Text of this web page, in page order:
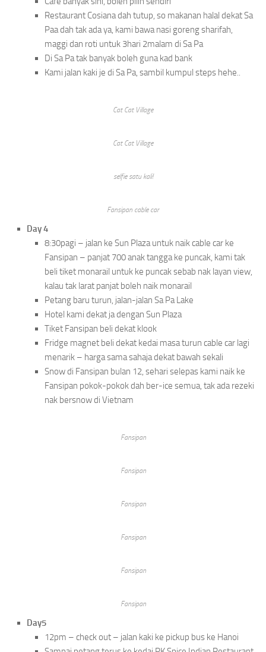
Restaurant Cosiana dah tutup, so makanan halal dekat Sa
Paa dah tak ada ya, kami bawa nasi goreng sharifah,
maggi dan roti untuk 3hari 2malam di Sa Pa
Di Sa Pa tak banyak boleh guna kad bank
Kami jalan kaki je di Sa Pa, sambil kumpul steps hehe..
Cat Cat Village
Cat Cat Village
selfie satu kali!
Fansipan cable car
Day 4
8:30pagi – jalan ke Sun Plaza untuk naik cable car ke
Fansipan – panjat 700 anak tangga ke puncak, kami tak
beli tiket monarail untuk ke puncak sebab nak layan view,
kalau tak larat panjat boleh naik monarail
Petang baru turun, jalan-jalan Sa Pa Lake
Hotel kami dekat ja dengan Sun Plaza
Tiket Fansipan beli dekat klook
Fridge magnet beli dekat kedai masa turun cable car lagi
menarik – harga sama sahaja dekat bawah sekali
Snow di Fansipan bulan 12, sehari selepas kami naik ke
Fansipan pokok-pokok dah ber-ice semua, tak ada rezeki
nak bersnow di Vietnam
Fansipan
Fansipan
Fansipan
Fansipan
Fansipan
Fansipan
Day5
12pm – check out – jalan kaki ke pickup bus ke Hanoi